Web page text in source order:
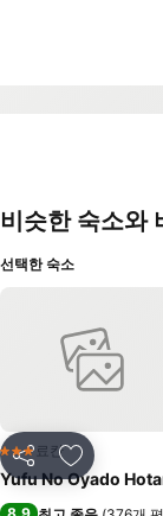
비슷한 숙소와
선택한 숙소
공유 즐겨찾기
3 성급료칸
Yufu No Oyado